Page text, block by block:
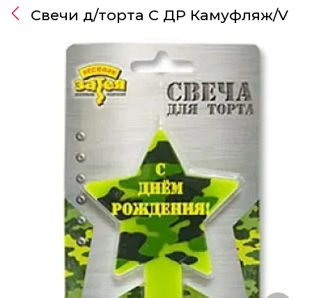
Свечи д/торта С ДР Камуфляж/V